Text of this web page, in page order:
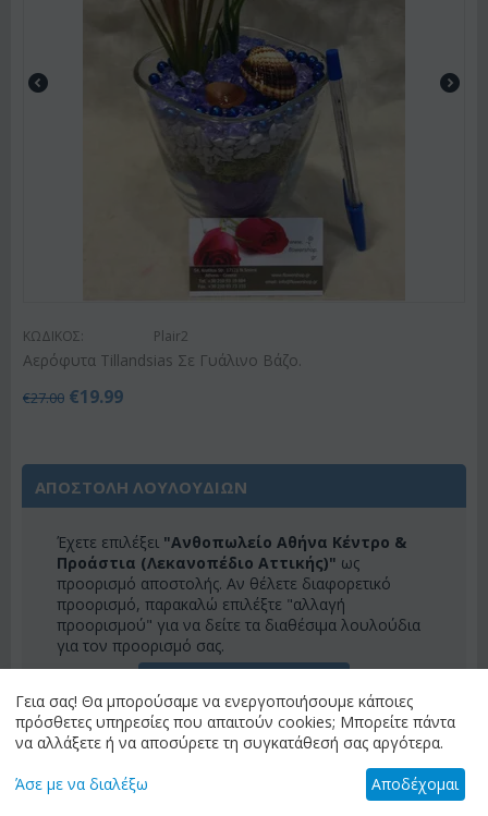
ΚΩΔΙΚΟΣ: Plair2
Αερόφυτα Tillandsias Σε Γυάλινο Βάζο.
€27.00 €19.99
ΑΠΟΣΤΟΛΗ ΛΟΥΛΟΥΔΙΩΝ
Έχετε επιλέξει "Ανθοπωλείο Αθήνα Κέντρο &
Προάστια (Λεκανοπέδιο Αττικής)" ως
προορισμό αποστολής. Αν θέλετε διαφορετικό
προορισμό, παρακαλώ επιλέξτε "αλλαγή
προορισμού" για να δείτε τα διαθέσιμα λουλούδια
για τον προορισμό σας.
Γεια σας! Θα μπορούσαμε να ενεργοποιήσουμε κάποιες
πρόσθετες υπηρεσίες που απαιτούν cookies; Μπορείτε πάντα
να αλλάξετε ή να αποσύρετε τη συγκατάθεσή σας αργότερα.
Άσε με να διαλέξω Αποδέχομαι